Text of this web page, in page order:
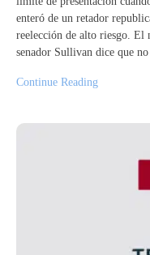
enteró de un retador
reelección de alto riesgo. El
senador Sullivan dice que no
Continue Reading